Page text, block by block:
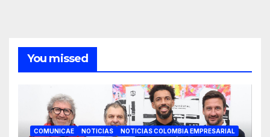
You missed
COMUNICAE NOTICIAS NOTICIAS COLOMBIA EMPRESARIAL